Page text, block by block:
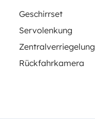
Geschirrset
Servolenkung
Zentralverriegelung
Rückfahrkamera